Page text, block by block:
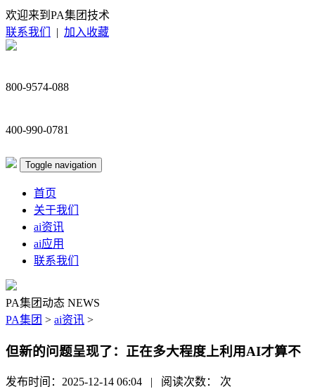
欢迎来到PA集团技术
联系我们
| 加入收藏
800-9574-088
400-990-0781
Toggle navigation
首页
关于我们
ai资讯
ai应用
联系我们
PA集团动态 NEWS
PA集团 > ai资讯 >
但新的问题呈现了：正在多大程度上利用AI才算不
发布时间：2025-12-14 06:04 | 阅读次数： 次